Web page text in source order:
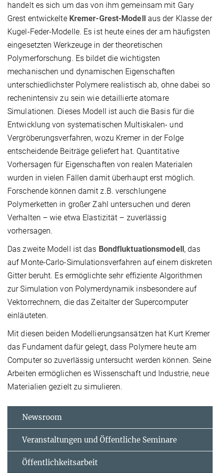
handelt es sich um das von ihm gemeinsam mit Gary
Grest entwickelte Kremer-Grest-Modellaus der Klasse der
Kugel-Feder-Modelle. Es ist heute eines der am häufigsten
eingesetzten Werkzeuge in der theoretischen
Polymerforschung. Es bildet die wichtigsten
mechanischen und dynamischen Eigenschaften
unterschiedlichster Polymere realistisch ab, ohne dabei so
rechenintensiv zu sein wie detaillierte atomare
Simulationen. Dieses Modell ist auch die Basis für die
Entwicklung von systematischen Multiskalen- und
Vergröberungsverfahren, wozu Kremer in der Folge
entscheidende Beiträge geliefert hat. Quantitative
Vorhersagen für Eigenschaften von realen Materialen
wurden in vielen Fällen damit überhaupt erst möglich.
Forschende können damit z.B. verschlungene
Polymerketten in großer Zahl untersuchen und deren
Verhalten – wie etwa Elastizität – zuverlässig
vorhersagen.
Das zweite Modell ist das Bondfluktuationsmodell, das
auf Monte-Carlo-Simulationsverfahren auf einem diskreten
Gitter beruht. Es ermöglichte sehr effiziente Algorithmen
zur Simulation von Polymerdynamik insbesondere auf
Vektorrechnern, die das Zeitalter der Supercomputer
einläuteten.
Mit diesen beiden Modellierungsansätzen hat Kurt Kremer
das Fundament dafür gelegt, dass Polymere heute am
Computer so zuverlässig untersucht werden können. Seine
Arbeiten ermöglichen es Wissenschaft und Industrie, neue
Materialien gezielt zu simulieren.
Newsroom
Veranstaltungen und Öffentliche Seminare
Öffentlichkeitsarbeit